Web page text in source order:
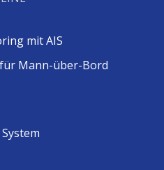
mit AIS
Mann-über-Bord